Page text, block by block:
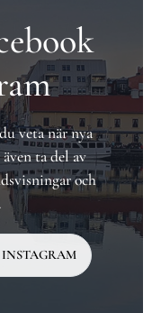
veta när nya
ta del av
och
INSTAGRAM